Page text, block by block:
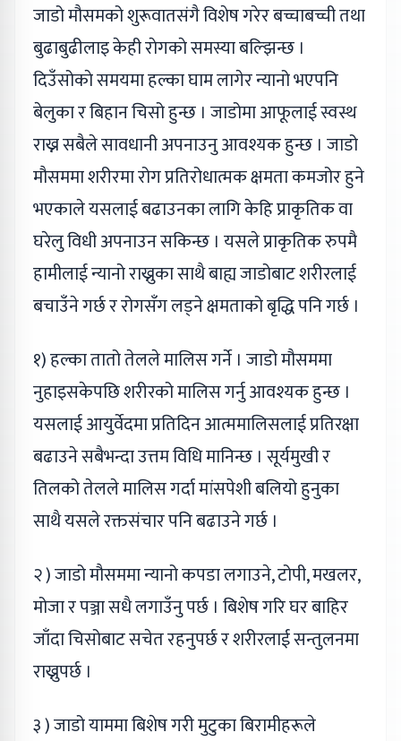
जाडो मौसमको शुरूवातसंगै विशेष गरेर बच्चाबच्ची तथा
बुढाबुढीलाइ केही राेगकाे समस्या बल्झिन्छ ।
दिउँसोकाे समयमा हल्का घाम लागेर न्यानो भएपनि
बेलुका र बिहान चिसो हुन्छ । जाडोमा आफूलाई स्वस्थ
राख्न सबैले सावधानी अपनाउनु आवश्यक हुन्छ । जाडो
मौसममा शरीरमा रोग प्रतिरोधात्मक क्षमता कमजोर हुने
भएकाले यसलाई बढाउनका लागि केहि प्राकृतिक वा
घरेलु विधी अपनाउन सकिन्छ । यसले प्राकृतिक रुपमै
हामीलाई न्यानो राख्नुका साथै बाह्य जाडोबाट शरीरलाई
बचाउँने गर्छ र रोगसँग लड्ने क्षमताको बृद्धि पनि गर्छ ।
१) हल्का तातो तेलले मालिस गर्ने । जाडो मौसममा
नुहाइसकेपछि शरीरको मालिस गर्नु आवश्यक हुन्छ ।
यसलाई आयुर्वेदमा प्रतिदिन आत्ममालिसलाई प्रतिरक्षा
बढाउने सबैभन्दा उत्तम विधि मानिन्छ । सूर्यमुखी र
तिलको तेलले मालिस गर्दा मांसपेशी बलियो हुनुका
साथै यसले रक्तसंचार पनि बढाउने गर्छ ।
२ ) जाडो मौसममा न्यानो कपडा लगाउने, टोपी, मखलर,
मोजा र पञ्जा सधै लगाउँनु पर्छ । बिशेष गरि घर बाहिर
जाँदा चिसोबाट सचेत रहनुपर्छ र शरीरलाई सन्तुलनमा
राख्नुपर्छ ।
३ ) जाडो याममा बिशेष गरी मुटुका बिरामीहरूले